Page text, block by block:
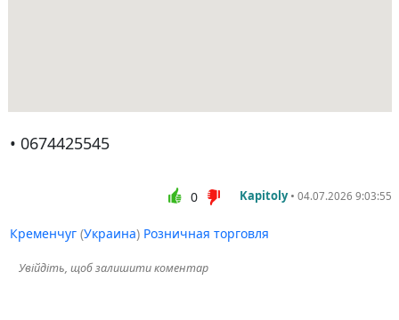
• 0674425545
Kapitoly• 04.07.2026 9:03:55
0
Кременчуг(Украина) Розничная торговля
Увійдіть, щоб залишити коментар